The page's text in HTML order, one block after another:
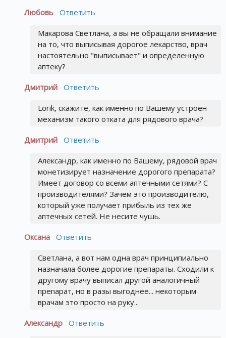
Любовь Ответить
Макарова Светлана, а вы не обращали внимание
на то, что выписывая дорогое лекарство, врач
настоятельно "выписывает" и определенную
аптеку?
Дмитрий Ответить
Lorik, скажите, как именно по Вашему устроен
механизм такого отката для рядового врача?
Дмитрий Ответить
Александр, как именно по Вашему, рядовой врач
монетизирует назначение дорогого препарата?
Имеет договор со всеми аптечными сетями? С
производителями? Зачем это производителю,
который уже получает прибыль из тех же
аптечных сетей. Не несите чушь.
Оксана Ответить
Светлана, а вот нам одна врач принципиально
назначала более дорогие препараты. Сходили к
другому врачу выписал другой аналогичный
препарат, но в разы выгоднее... некоторым
врачам это просто на руку...
Александр Ответить